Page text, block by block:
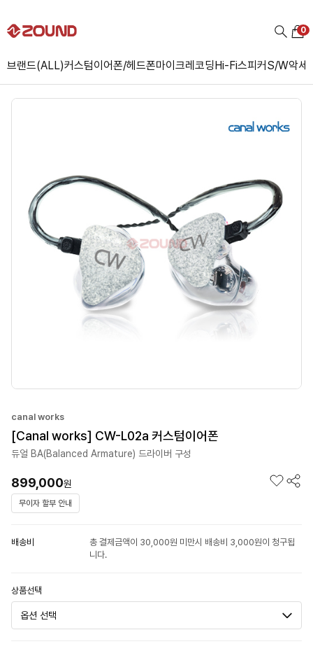
브랜드(ALL)커스텀이어폰/헤드폰마이크레코딩Hi-Fi스피커S/W악세
0
canal works
[Canal works] CW-L02a 커스텀이어폰
듀얼 BA(Balanced Armature) 드라이버 구성
899,000원
무이자 할부 안내
배송비
총 결제금액이 30,000원 미만시 배송비 3,000원이 청구됩
니다.
상품선택